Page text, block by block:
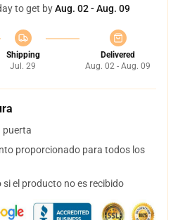
to get byAug. 02 - Aug. 09
Shipping
Jul. 29
Delivered
Aug. 02 - Aug. 09
puerta
proporcionado para todos los
el producto no es recibido